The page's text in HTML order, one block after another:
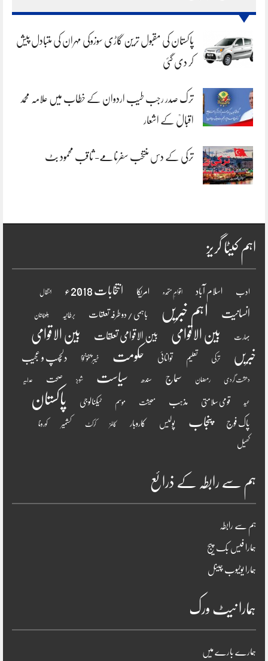
پاکستان کی مقبول ترین گاڑی سوزوکی مہران کی متبادل پیش
کر دی گئی
ترک صدر رجب طیب اردوان کے خطاب میں علامہ محمد
اقبالؒ کے اشعار
ترکی کے دس منتخب سفرنامے- ثاقب محمود بٹ
اہم کیٹا گریز
ادب اسلام آباد اقوامِ متحدہ امریکا انتخابات 2018ء انتقال
انسانیت اہم خبریں باہمی / دو طرفہ تعلقات برطانیہ بلوچستان
بھارت بین الاقوامی بین الاقوامی تعلقات
بین الاقوامی
خبریں
ترکی تعلیم توانائی حکومت خیبر پختونخوا دلچسپ و عجیب
دھشت گردی رمضان سماج سندھ سیاست شوبز صحت عدلیہ
عید قومی سلامتی مذہب معیشت موسم ٹیکنالوجی پاکستان
پاک فوج پنجاب پولیس کاروبار کالمز کرکٹ کشمیر کورونا
کھیل
ہم سے رابطہ کے ذرائع
ہم سے رابطہ
ہمارا فیس بک پیج
ہمارا یوٹیوب چینل
ہمارا نیٹ ورک
ہمارے بارے میں